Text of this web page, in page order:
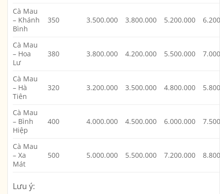
Cà Mau
– Khánh
Bình
350 3.500.000 3.800.000 5.200.000
Cà Mau
– Hoa
Lư
380 3.800.000 4.200.000 5.500.000
Cà Mau
– Hà
Tiên
320 3.200.000 3.500.000 4.800.000
Cà Mau
– Bình
Hiệp
400 4.000.000 4.500.000 6.000.000
Cà Mau
– Xa
Mát
500 5.000.000 5.500.000 7.200.000
Lưu ý: